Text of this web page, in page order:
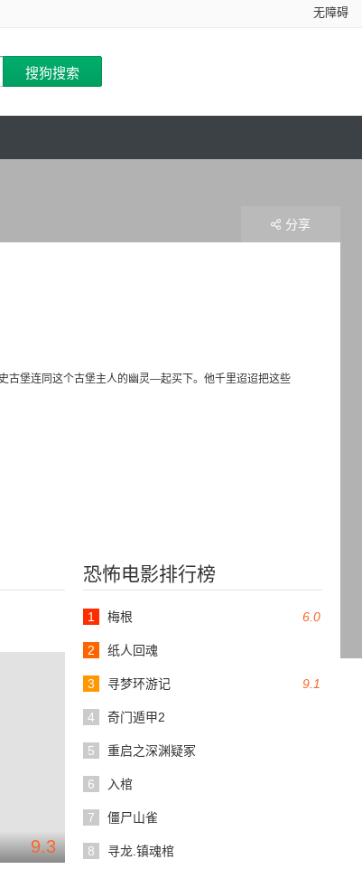
无障碍
古堡连同这个古堡主人的幽灵—起买下。他千里迢迢把这些
分享
恐怖电影排行榜
6.0
1 梅根
2 纸人回魂
9.1
3 寻梦环游记
4 奇门遁甲2
5 重启之深渊疑冢
6 入棺
7 僵尸山雀
8 寻龙.镇魂棺
9.3